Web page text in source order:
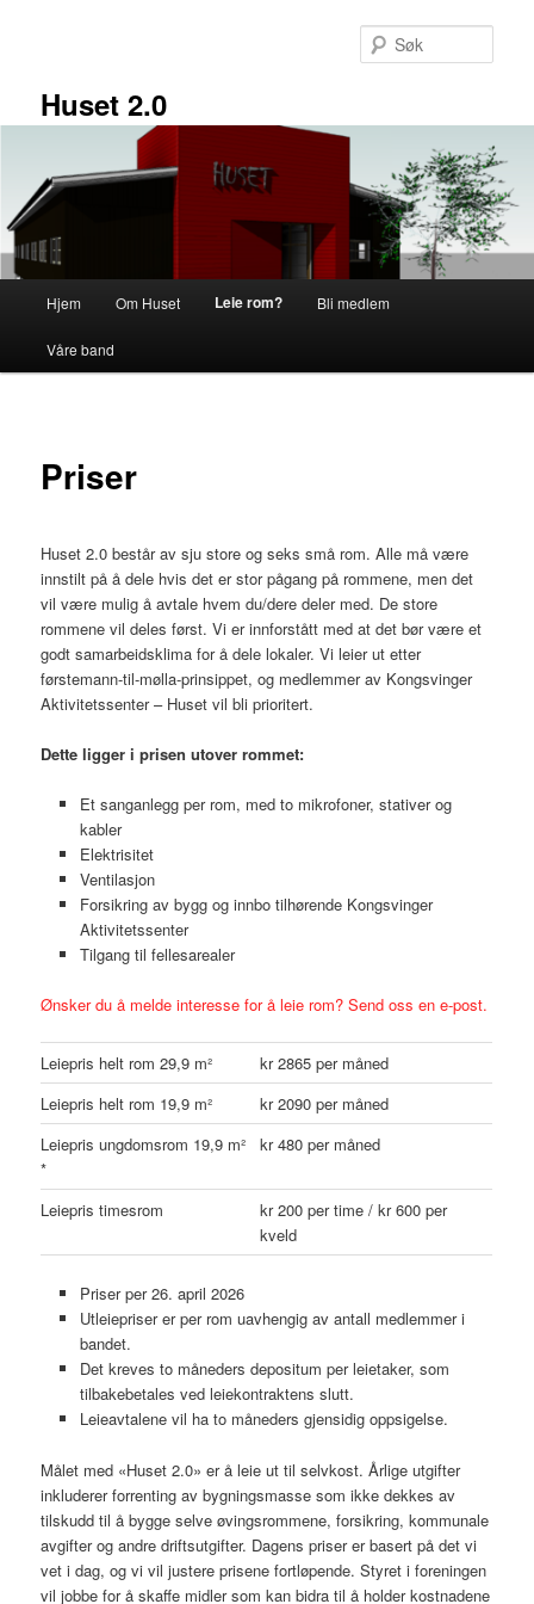
Huset 2.0
Hjem Om Huset Leie rom? Bli medlem
Våre band
Priser
Huset 2.0 består av sju store og seks små rom. Alle må være
innstilt på å dele hvis det er stor pågang på rommene, men det
vil være mulig å avtale hvem du/dere deler med. De store
rommene vil deles først. Vi er innforstått med at det bør være et
godt samarbeidsklima for å dele lokaler. Vi leier ut etter
førstemann-til-mølla-prinsippet, og medlemmer av Kongsvinger
Aktivitetssenter – Huset vil bli prioritert.
Dette ligger i prisen utover rommet:
Et sanganlegg per rom, med to mikrofoner, stativer og
kabler
Elektrisitet
Ventilasjon
Forsikring av bygg og innbo tilhørende Kongsvinger
Aktivitetssenter
Tilgang til fellesarealer
Ønsker du å melde interesse for å leie rom? Send oss en e-post.
Leiepris helt rom 29,9 m²
kr 2865 per måned
Leiepris helt rom 19,9 m²
kr 2090 per måned
Leiepris ungdomsrom 19,9 m²
*
kr 480 per måned
Leiepris timesrom
kr 200 per time / kr 600 per
kveld
Priser per 26. april 2026
Utleiepriser er per rom uavhengig av antall medlemmer i
bandet.
Det kreves to måneders depositum per leietaker, som
tilbakebetales ved leiekontraktens slutt.
Leieavtalene vil ha to måneders gjensidig oppsigelse.
Målet med «Huset 2.0» er å leie ut til selvkost. Årlige utgifter
inkluderer forrenting av bygningsmasse som ikke dekkes av
tilskudd til å bygge selve øvingsrommene, forsikring, kommunale
avgifter og andre driftsutgifter. Dagens priser er basert på det vi
vet i dag, og vi vil justere prisene fortløpende. Styret i foreningen
vil jobbe for å skaffe midler som kan bidra til å holder kostnadene